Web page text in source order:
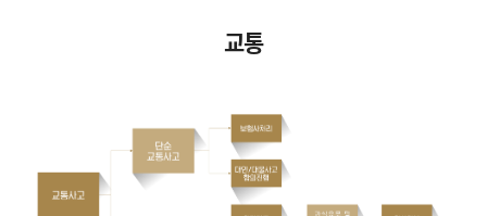
교통